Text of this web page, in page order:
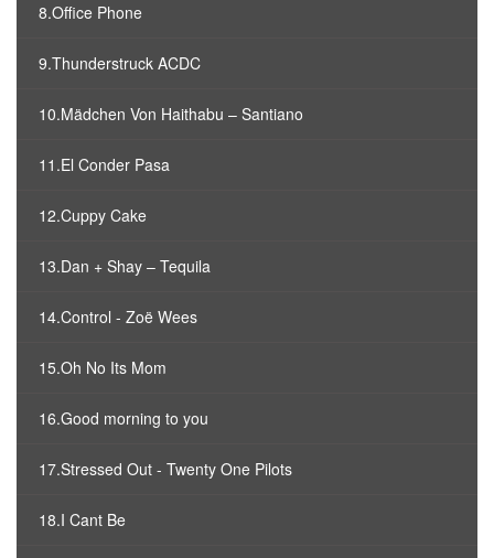
8.Office Phone
9.Thunderstruck ACDC
10.Mädchen Von Haithabu – Santiano
11.El Conder Pasa
12.Cuppy Cake
13.Dan + Shay – Tequila
14.Control - Zoë Wees
15.Oh No Its Mom
16.Good morning to you
17.Stressed Out - Twenty One Pilots
18.I Cant Be